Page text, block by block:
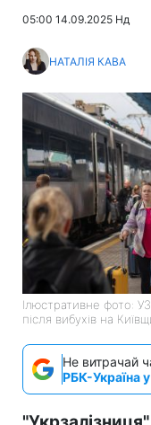
05:00 14.09.2025 Нд
НАТАЛІЯ КАВА
Ілюстративне фото:
після вибухів на
Не витрачай
РБК-Україна